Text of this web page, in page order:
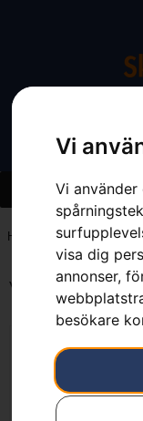
Vi
Vi
visa dig
annonser,
besökare
Hem 17 l
Visar alla 2 resultat